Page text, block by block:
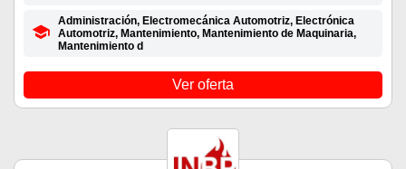
Administración, Electromecánica Automotriz, Electrónica
Automotriz, Mantenimiento, Mantenimiento de Maquinaria,
Mantenimiento d
Ver oferta